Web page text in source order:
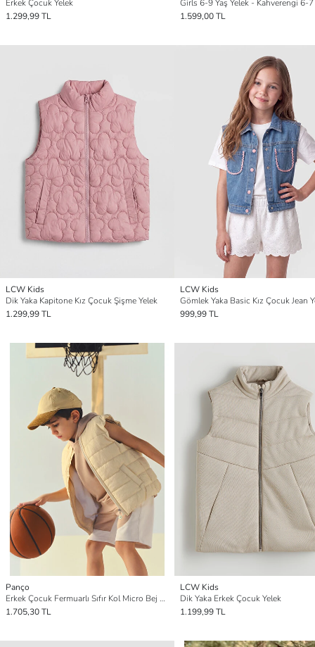
Erkek Çocuk Yelek
1.299,99 TL
Girls 6-9 Yaş Yelek - Kahverengi 6-7
1.599,00 TL
LCW Kids
Dik Yaka Kapitone Kız Çocuk Şişme Yelek
1.299,99 TL
LCW Kids
Gömlek Yaka Basic Kız Çocuk Jean
999,99 TL
Panço
Erkek Çocuk Fermuarlı Sıfır Kol Micro Bej Yelek
1.705,30 TL
LCW Kids
Dik Yaka Erkek Çocuk Yelek
1.199,99 TL